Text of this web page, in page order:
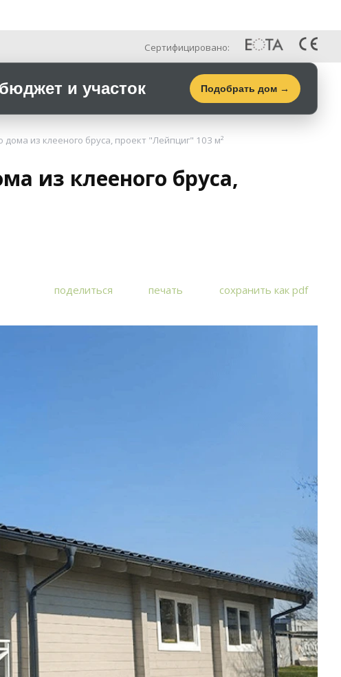
Сертифицировано:
и участок Подобрать дом →
дома из клееного бруса, проект "Лейпциг" 103 м²
из клееного бруса,
поделиться печать сохранить как pdf